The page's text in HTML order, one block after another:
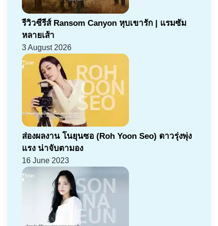
รีวิวซีรีส์ Ransom Canyon หุบเขารัก | แรมซัม
หลายเส้า
3 August 2026
ส่องผลงาน โนยุนซอ (Roh Yoon Seo) ดาวรุ่งพุ่ง
แรง น่าจับตามอง
16 June 2023